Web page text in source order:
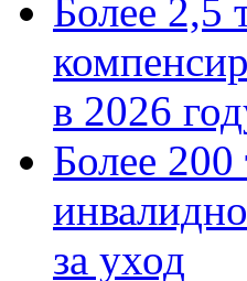
Более 2,5
в 2026
Более
за уход